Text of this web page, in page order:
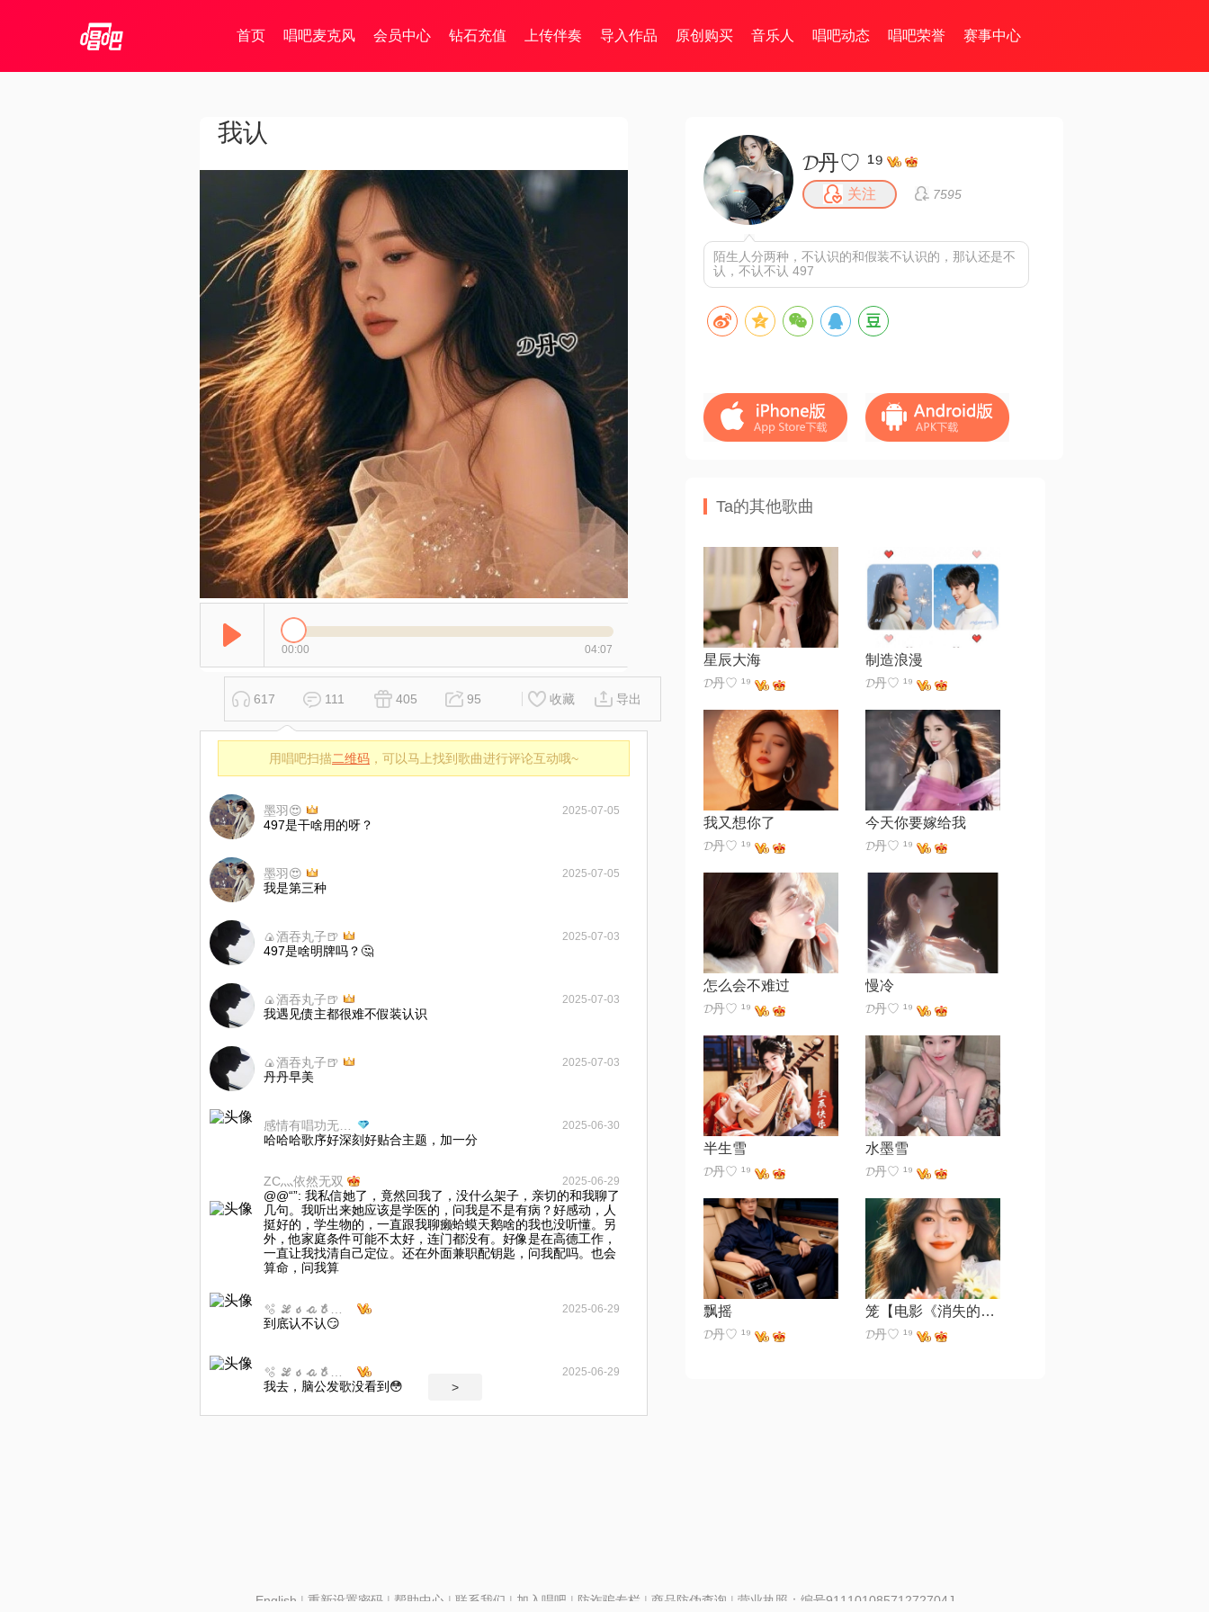
首页 唱吧麦克风 会员中心 钻石充值 上传伴奏 导入作品 原创购买 音乐人 唱吧动态 唱吧荣誉 赛事中心
我认
00:00 04:07
617 111 405 95 收藏 导出
用唱吧扫描二维码 ，可以马上找到歌曲进行评论互动哦~
墨羽😍 2025-07-05
497是干啥用的呀？
墨羽😍 2025-07-05
我是第三种
🍙酒吞丸子🍺 2025-07-03
497是啥明牌吗？🤔
🍙酒吞丸子🍺 2025-07-03
我遇见债主都很难不假装认识
🍙酒吞丸子🍺 2025-07-03
丹丹早美
2025-06-30
哈哈哈歌序好深刻好贴合主题，加一分
ZC灬依然无双 2025-06-29
@@“”: 我私信她了，竟然回我了，没什么架子，亲切的和我聊了
几句。我听出来她应该是学医的，问我是不是有病？好感动，人
挺好的，学生物的，一直跟我聊癞蛤蟆天鹅啥的我也没听懂。另
外，他家庭条件可能不太好，连门都没有。好像是在高德工作，
一直让我找清自己定位。还在外面兼职配钥匙，问我配吗。也会
算命，问我算
2025-06-29
到底认不认😏
2025-06-29
我去，脑公发歌没看到😳 >
𝓓丹♡ ¹⁹
关注 7595
陌生人分两种，不认识的和假装不认识的，那认还是不
认，不认不认 497
Ta的其他歌曲
星辰大海
𝓓丹♡ ¹⁹
制造浪漫
𝓓丹♡ ¹⁹
我又想你了
𝓓丹♡ ¹⁹
今天你要嫁给我
𝓓丹♡ ¹⁹
怎么会不难过
𝓓丹♡ ¹⁹
慢冷
𝓓丹♡ ¹⁹
半生雪
𝓓丹♡ ¹⁹
水墨雪
𝓓丹♡ ¹⁹
飘摇
𝓓丹♡ ¹⁹
笼【电影《消失的她》片尾主题曲】
𝓓丹♡ ¹⁹
English | 重新设置密码| 帮助中心 | 联系我们 | 加入唱吧 | 防诈骗专栏 | 商品防伪查询 | 营业执照：编号91110108571272704J